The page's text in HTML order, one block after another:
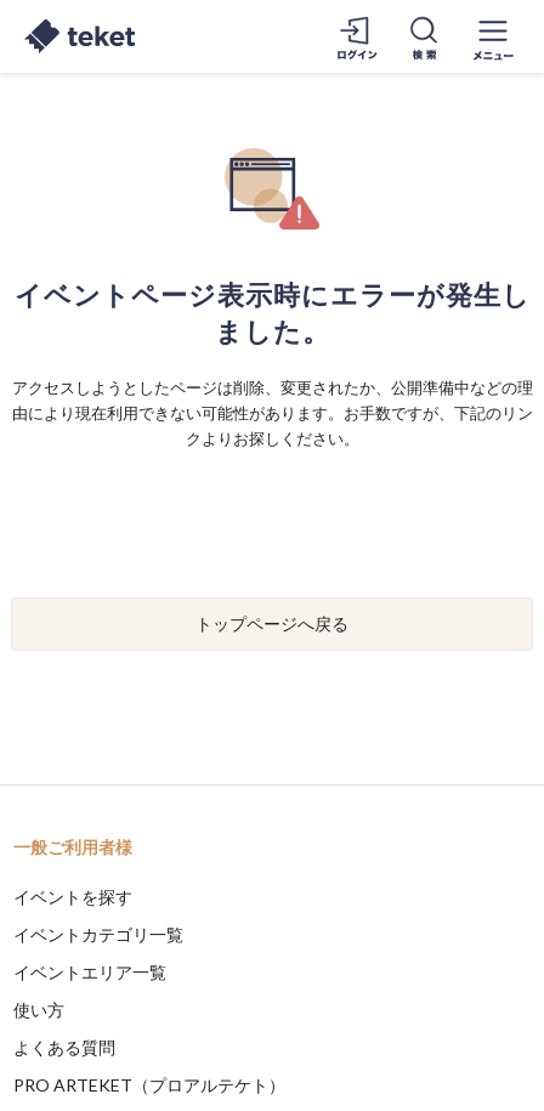
イベントページ表示時にエラーが発生し
ました。
アクセスしようとしたページは削除、変更されたか、公開準備中などの理
由により現在利用できない可能性があります。お手数ですが、下記のリン
クよりお探しください。
トップページへ戻る
一般ご利用者様
イベントを探す
イベントカテゴリ一覧
イベントエリア一覧
使い方
よくある質問
PRO ARTEKET（プロアルテケト）